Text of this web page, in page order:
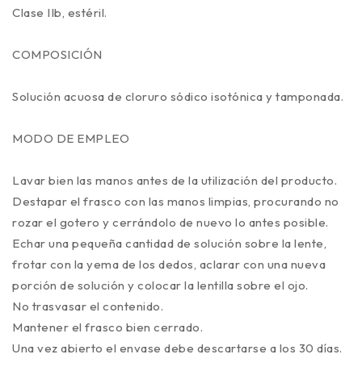
Clase IIb, estéril.
COMPOSICIÓN
Solución acuosa de cloruro sódico isotónica y tamponada.
MODO DE EMPLEO
Lavar bien las manos antes de la utilización del producto.
Destapar el frasco con las manos limpias, procurando no
rozar el gotero y cerrándolo de nuevo lo antes posible.
Echar una pequeña cantidad de solución sobre la lente,
frotar con la yema de los dedos, aclarar con una nueva
porción de solución y colocar la lentilla sobre el ojo.
No trasvasar el contenido.
Mantener el frasco bien cerrado.
Una vez abierto el envase debe descartarse a los 30 días.